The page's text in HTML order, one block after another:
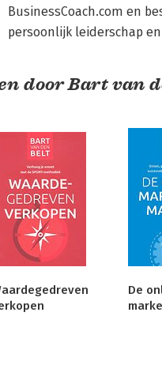
BusinessCoach.com en
persoonlijk leiderschap
door Bart van
De